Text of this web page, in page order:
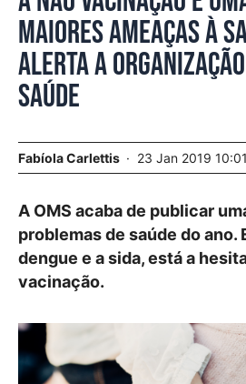
maiores ameaças à
alerta a
Saúde
Fabíola Carlettis 23 Jan 2019 10:01
A OMS acaba de publicar
problemas de saúde do ano.
dengue e a sida, está a
vacinação.